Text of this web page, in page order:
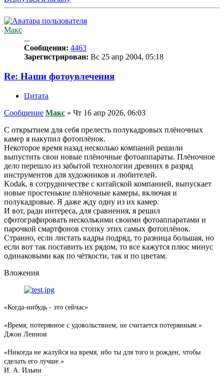
Макс
...
Сообщения: 4463
Зарегистрирован: Вс 25 апр 2004, 05:18
Re: Наши фотоувлечения
Цитата
Сообщение Макс » Чт 16 апр 2026, 06:03
С открытием для себя прелесть полукадровых плёночных
камер я накупил фотоплёнок.
Некоторое время назад несколько компаний решили
выпустить свои новые плёночные фотоаппараты. Плёночное
дело перешло из забытой технологии древних в разряд
инструментов для художников и любителей.
Kodak, в сотрудничестве с китайской компанией, выпускает
новые простенькие плёночные камеры, включая и
полукадровые. Я даже жду одну из их камер.
И вот, ради интереса, для сравнения, я решил
сфотографировать несколькими своими фотоаппаратами и
парочкой смартфонов стопку этих самых фотоплёнок.
Странно, если листать кадры подряд, то разница большая, но
если вот так поставить их рядом, то все кажутся плюс минус
одинаковыми как по чёткости, так и по цветам.
Вложения
«Когда-нибудь - это сейчас»
«Время, потерянное с удовольствием, не считается потерянным.»
Джон Леннон
«Никогда не жалуйся на время, ибо ты для того и рожден, чтобы
сделать его лучше.»
И. А. Ильин